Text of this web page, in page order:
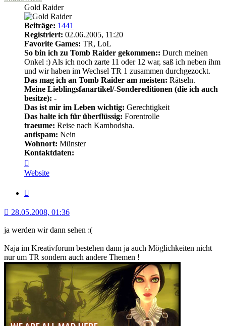
Gold Raider
Beiträge: 1441
Registriert: 02.06.2005, 11:20
Favorite Games: TR, LoL
So bin ich zu Tomb Raider gekommen:: Durch meinen
Onkel :) Als ich noch zarte 11 oder 12 war, saß ich neben ihm
und wir haben im Wechsel TR 1 zusammen durchgezockt.
Das mag ich an Tomb Raider am meisten: Rätseln.
Meine Lieblingsfanartikel/-Sondereditionen (die ich auch
besitze): -
Das ist mir im Leben wichtig: Gerechtigkeit
Das halte ich für überflüssig: Forentrolle
traeume: Reise nach Kambodsha.
antispam: Nein
Wohnort: Münster
Kontaktdaten:
von
Shadowless
Website
28.05.2008, 01:36
ja werden wir dann sehen :(
Naja im Kreativforum bestehen dann ja auch Möglichkeiten nicht
nur um TR sondern auch andere Themen !